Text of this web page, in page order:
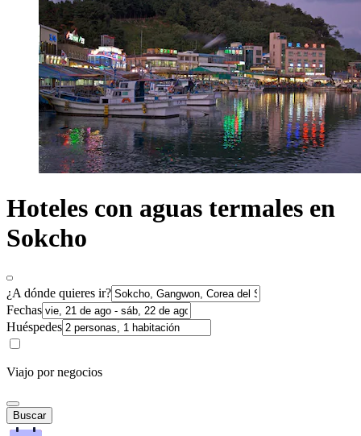
Hoteles con aguas termales en
Sokcho
¿A dónde quieres ir?
Fechas
Huéspedes
Viajo por negocios
Buscar